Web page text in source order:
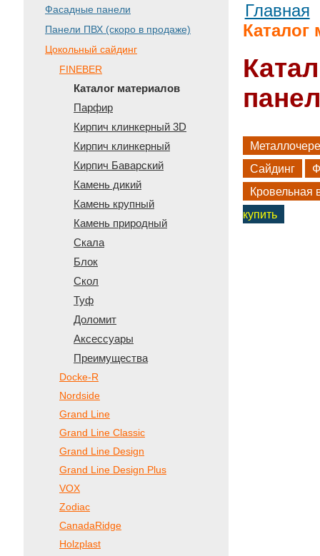
Фасадные панели
Панели ПВХ (скоро в продаже)
Цокольный сайдинг
FINEBER
Каталог материалов
Парфир
Кирпич клинкерный 3D
Кирпич клинкерный
Кирпич Баварский
Камень дикий
Камень крупный
Камень природный
Скала
Блок
Скол
Туф
Доломит
Аксессуары
Преимущества
Docke-R
Nordside
Grand Line
Grand Line Classic
Grand Line Design
Grand Line Design Plus
VOX
Zodiac
CanadaRidge
Holzplast
Главная
Каталог
Сайдинг
Кровельная
купить